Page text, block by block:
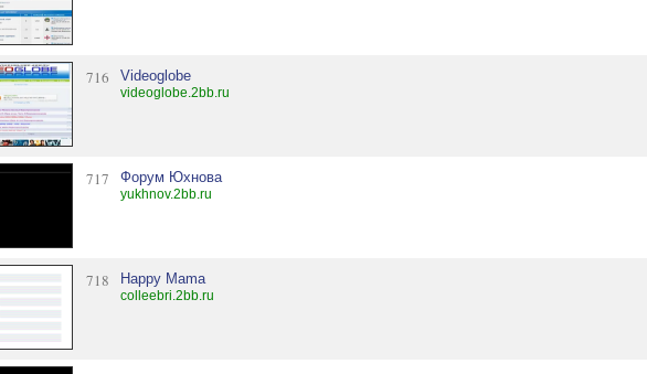
716 Videoglobe
videoglobe.2bb.ru
717 Форум Юхнова
yukhnov.2bb.ru
718 Happy Mama
colleebri.2bb.ru